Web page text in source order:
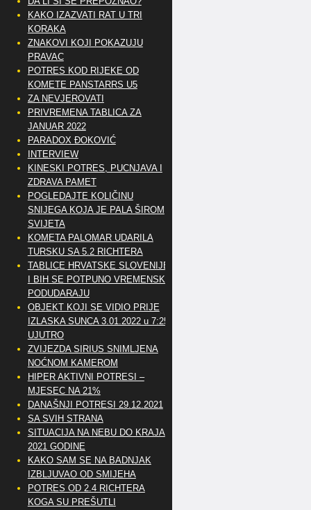
KAKO IZAZVATI RAT U TRI
KORAKA
ZNAKOVI KOJI POKAZUJU
PRAVAC
POTRES KOD RIJEKE OD
KOMETE PANSTARRS U5
ZA NEVJEROVATI
PRIVREMENA TABLICA ZA
JANUAR 2022
PARADOX ĐOKOVIĆ
INTERVIEW
KINESKI POTRES, PUCNJAVA I
ZDRAVA PAMET
POGLEDAJTE KOLIČINU
SNIJEGA KOJA JE PALA ŠIROM
SVIJETA
KOMETA PALOMAR UDARILA
TURSKU SA 5.2 RICHTERA
TABLICE HRVATSKE SLOVENIJE
I BIH SE POTPUNO VREMENSKI
PODUDARAJU
OBJEKT KOJI SE VIDIO PRIJE
IZLASKA SUNCA 3.01.2022 u 7:25
UJUTRO
ZVIJEZDA SIRIUS SNIMLJENA
NOĆNOM KAMEROM
HIPER AKTIVNI POTRESI –
MJESEC NA 21%
DANAŠNJI POTRESI 29.12.2021
SA SVIH STRANA
SITUACIJA NA NEBU DO KRAJA
2021 GODINE
KAKO SAM SE NA BADNJAK
IZBLJUVAO OD SMIJEHA
POTRES OD 2.4 RICHTERA
KOGA SU PREŠUTLI